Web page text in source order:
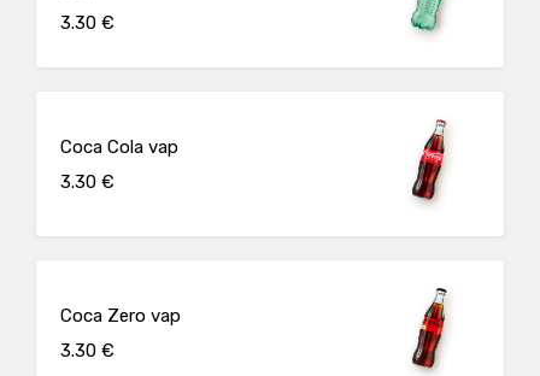
3.30 €
Coca Cola vap
3.30 €
Coca Zero vap
3.30 €